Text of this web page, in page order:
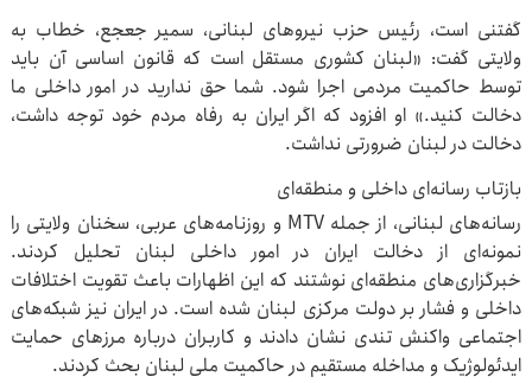
گفتنی است، رئیس حزب نیروهای لبنانی، سمیر جعجع، خطاب به
ولایتی گفت: «لبنان کشوری مستقل است که قانون اساسی آن باید
توسط حاکمیت مردمی اجرا شود. شما حق ندارید در امور داخلی ما
دخالت کنید.» او افزود که اگر ایران به رفاه مردم خود توجه داشت،
دخالت در لبنان ضرورتی نداشت.
بازتاب رسانه‌ای داخلی و منطقه‌ای
رسانه‌های لبنانی، از جمله MTV و روزنامه‌های عربی، سخنان ولایتی را
نمونه‌ای از دخالت ایران در امور داخلی لبنان تحلیل کردند.
خبرگزاری‌های منطقه‌ای نوشتند که این اظهارات باعث تقویت اختلافات
داخلی و فشار بر دولت مرکزی لبنان شده است. در ایران نیز شبکه‌های
اجتماعی واکنش تندی نشان دادند و کاربران درباره مرزهای حمایت
ایدئولوژیک و مداخله مستقیم در حاکمیت ملی لبنان بحث کردند.